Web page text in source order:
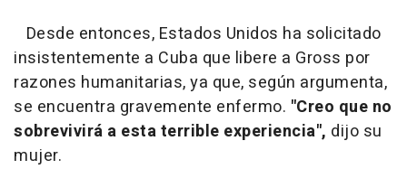
Desde entonces, Estados Unidos ha solicitado
insistentemente a Cuba que libere a Gross por
razones humanitarias, ya que, según argumenta,
se encuentra gravemente enfermo. "Creo que no
sobrevivirá a esta terrible experiencia", dijo su
mujer.